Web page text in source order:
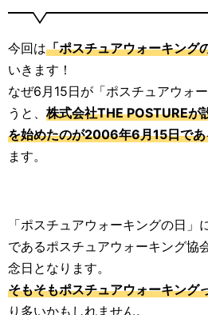
今回は「ポスチュアウォーキング
いきます！
なぜ6月15日が「ポスチュアウォ
うと、 株式会社THE POSTUREが
を始めたのが2006年6月15日であ
ます。
「ポスチュアウォーキングの日」
であるポスチュアウォーキング協
念日となります。
そもそもポスチュアウォーキング
り多いかもしれません。